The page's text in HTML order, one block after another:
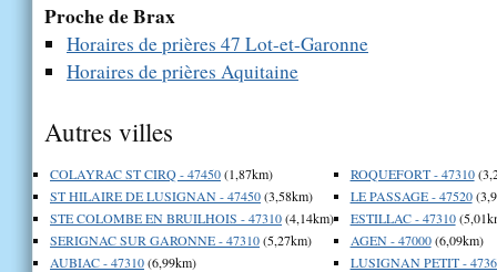
Proche de Brax
Horaires de prières 47 Lot-et-Garonne
Horaires de prières Aquitaine
Autres villes
COLAYRAC ST CIRQ - 47450(1,87km)
ST HILAIRE DE LUSIGNAN - 47450(3,58km)
STE COLOMBE EN BRUILHOIS - 47310(4,14km)
SERIGNAC SUR GARONNE - 47310(5,27km)
AUBIAC - 47310(6,99km)
ROQUEFORT - 47310
LE PASSAGE - 47520
ESTILLAC - 47310
AGEN - 47000(6,09km)
LUSIGNAN PETIT -